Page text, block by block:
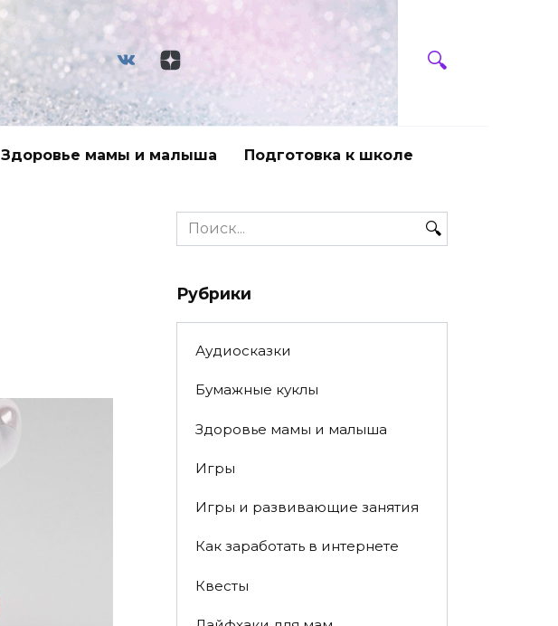
Здоровье мамы и малыша Подготовка к школе
Search
for:
Рубрики
Аудиосказки
Бумажные куклы
Здоровье мамы и малыша
Игры
Игры и развивающие занятия
Как заработать в интернете
Квесты